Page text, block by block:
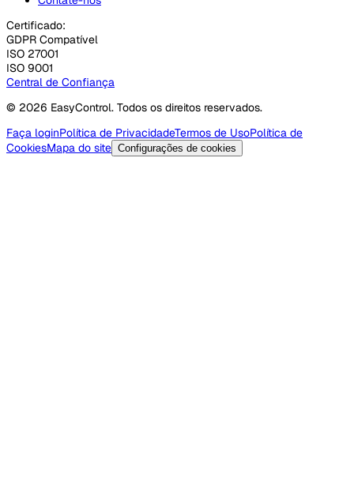
Certificado:
GDPR Compatível
ISO 27001
ISO 9001
Central de Confiança
© 2026 EasyControl. Todos os direitos reservados.
Faça loginPolítica de PrivacidadeTermos de UsoPolítica de
CookiesMapa do site Configurações de cookies